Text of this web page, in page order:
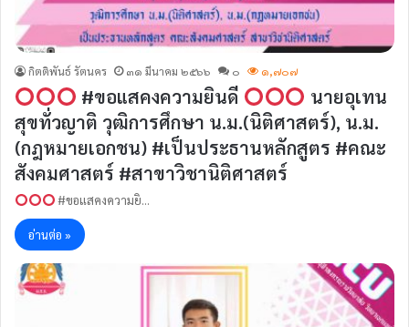
กิตติพันธ์ รัตนคร ๓๑ มีนาคม ๒๕๖๖ ๐ ๑,๗๐๗
#ขอแสคงความยินดี
นายอุเทน
สุขทั่วญาติ วุฒิการศึกษา น.ม.(นิติศาสตร์), น.ม.
(กฎหมายเอกชน) #เป็นประธานหลักสูตร #คณะ
สังคมศาสตร์ #สาขาวิชานิติศาสตร์
#ขอแสคงความยิ…
อ่านต่อ »